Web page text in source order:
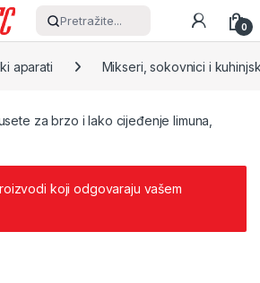
Pretražite... 0
aparati Mikseri, sokovnici i
za brzo i lako cijeđenje limuna,
koji odgovaraju vašem